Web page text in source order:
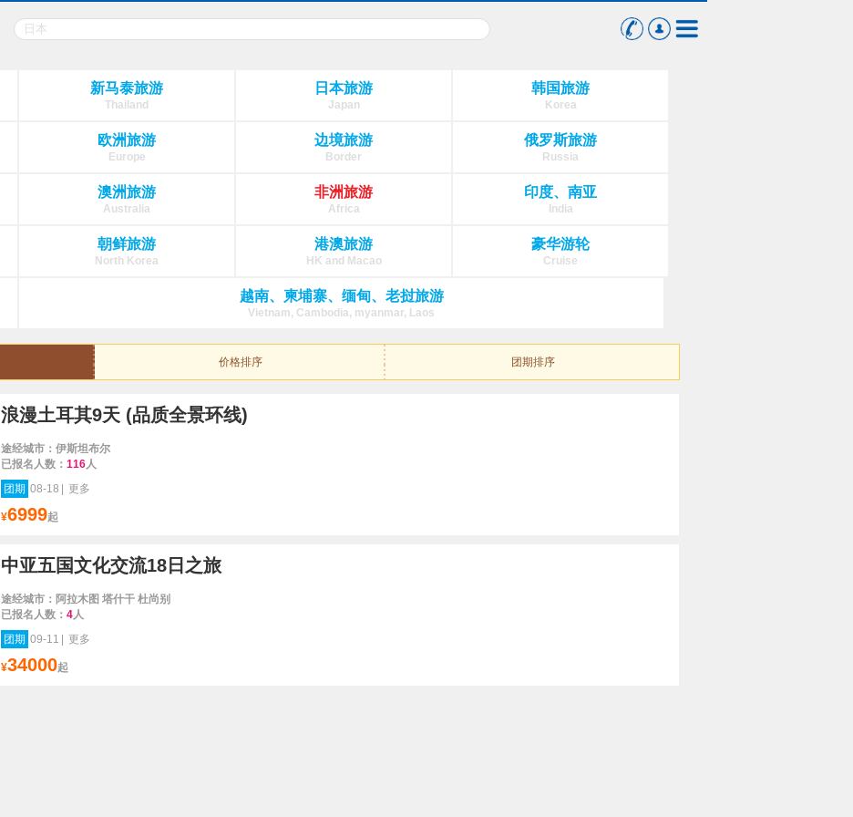
新马泰旅游
Thailand
日本旅游
Japan
韩国旅游
Korea
欧洲旅游
Europe
边境旅游
Border
俄罗斯旅游
Russia
澳洲旅游
Australia
非洲旅游
Africa
印度、南亚
India
朝鲜旅游
North Korea
港澳旅游
HK and Macao
豪华游轮
Cruise
越南、柬埔寨、缅甸、老挝旅游
Vietnam, Cambodia, myanmar, Laos
价格排序 团期排序
浪漫土耳其9天 (品质全景环线)
途经城市：伊斯坦布尔
已报名人数：116人
团期 08-18 更多
¥6999起
中亚五国文化交流18日之旅
途经城市：阿拉木图 塔什干 杜尚别
已报名人数：4人
团期 09-11 更多
¥34000起